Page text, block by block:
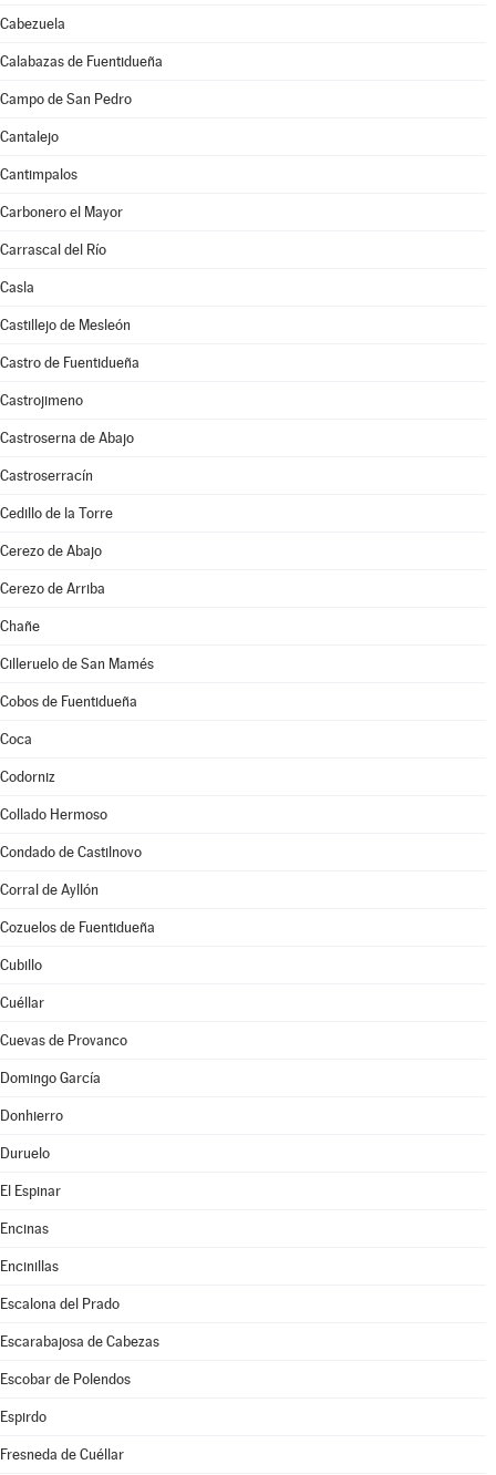
Cabezuela
Calabazas de Fuentidueña
Campo de San Pedro
Cantalejo
Cantimpalos
Carbonero el Mayor
Carrascal del Río
Casla
Castillejo de Mesleón
Castro de Fuentidueña
Castrojimeno
Castroserna de Abajo
Castroserracín
Cedillo de la Torre
Cerezo de Abajo
Cerezo de Arriba
Chañe
Cilleruelo de San Mamés
Cobos de Fuentidueña
Coca
Codorniz
Collado Hermoso
Condado de Castilnovo
Corral de Ayllón
Cozuelos de Fuentidueña
Cubillo
Cuéllar
Cuevas de Provanco
Domingo García
Donhierro
Duruelo
El Espinar
Encinas
Encinillas
Escalona del Prado
Escarabajosa de Cabezas
Escobar de Polendos
Espirdo
Fresneda de Cuéllar